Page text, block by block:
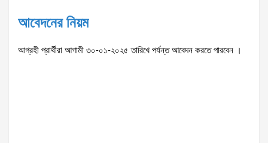
আবেদনের নিয়ম
আগ্রহী প্রার্থীরা আগামী ৩০-০১-২০২৫তারিখে পর্যন্ত আবেদন করতে পারবেন ।